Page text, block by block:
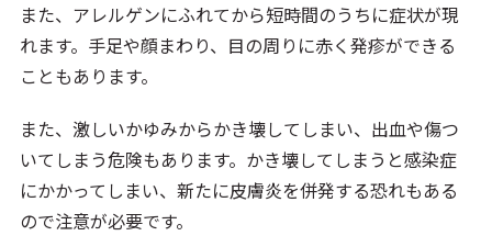
また、アレルゲンにふれてから短時間のうちに症状が現
れます。手足や顔まわり、目の周りに赤く発疹ができる
こともあります。
また、激しいかゆみからかき壊してしまい、出血や傷つ
いてしまう危険もあります。かき壊してしまうと感染症
にかかってしまい、新たに皮膚炎を併発する恐れもある
ので注意が必要です。